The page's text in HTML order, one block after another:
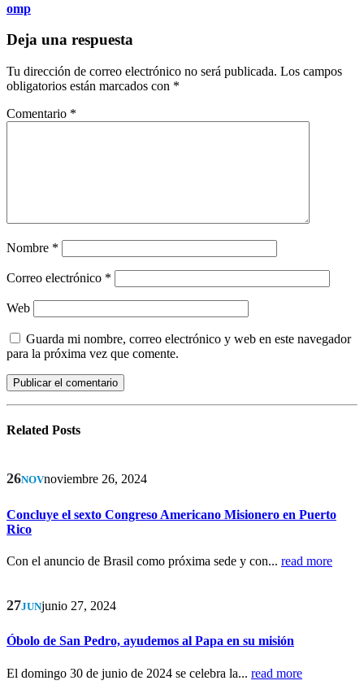
omp
Deja una respuesta
Tu dirección de correo electrónico no será publicada. Los campos
obligatorios están marcados con *
Comentario *
Nombre *
Correo electrónico *
Web
Guarda mi nombre, correo electrónico y web en este navegador
para la próxima vez que comente.
Related Posts
26NOVnoviembre 26, 2024
Concluye el sexto Congreso Americano Misionero en Puerto
Rico
Con el anuncio de Brasil como próxima sede y con... read more
27JUNjunio 27, 2024
Óbolo de San Pedro, ayudemos al Papa en su misión
El domingo 30 de junio de 2024 se celebra la... read more